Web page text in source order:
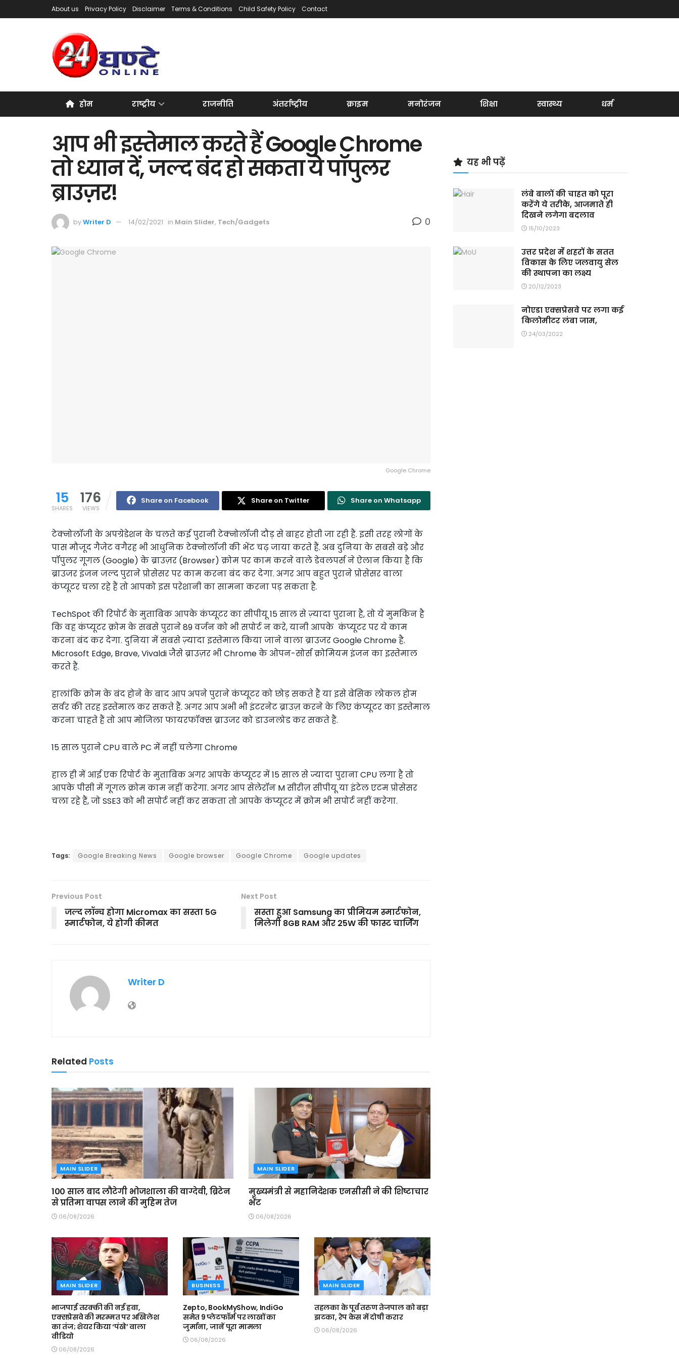
About us Privacy Policy Disclaimer Terms & Conditions Child Safety Policy Contact
होम राष्ट्रीय राजनीति अंतर्राष्ट्रीय क्राइम मनोरंजन शिक्षा स्वास्थ्य धर्म
आप भी इस्तेमाल करते हैं Google Chrome
तो ध्यान दें, जल्द बंद हो सकता ये पॉपुलर
ब्राउज़र!
byWriter D 14/02/2021 in Main Slider, Tech/Gadgets 0
Google Chrome
15
SHARES
176
VIEWS
Share on Facebook Share on Twitter Share on Whatsapp
टेक्नोलॉजी के अपग्रेडेशन के चलते कई पुरानी टेक्नोलॉजी दौड़ से बाहर होती जा रही हैं. इसी तरह लोगों के
पास मौजूद गैजेट वगैरह भी आधुनिक टेक्नोलॉजी की भेंट चढ़ जाया करते हैं. अब दुनिया के सबसे बड़े और
पॉपुलर गूगल (Google) के ब्राउज़र (Browser) क्रोम पर काम करने वाले डेवलपर्स ने ऐलान किया है कि
ब्राउजर इंजन जल्द पुराने प्रोसेसर पर काम करना बंद कर देगा. अगर आप बहुत पुराने प्रोसेसर वाला
कंप्यूटर चला रहे हैं तो आपको इस परेशानी का सामना करना पड़ सकता है.
TechSpot की रिपोर्ट के मुताबिक आपके कंप्यूटर का सीपीयू 15 साल से ज़्यादा पुराना है, तो ये मुमकिन है
कि वह कंप्यूटर क्रोम के सबसे पुराने 89 वर्जन को भी सपोर्ट न करे, यानी आपके कंप्यूटर पर ये काम
करना बंद कर देगा. दुनिया में सबसे ज़्यादा इस्तेमाल किया जाने वाला ब्राउजर Google Chrome है.
Microsoft Edge, Brave, Vivaldi जैसे ब्राउज़र भी Chrome के ओपन-सोर्स क्रोमियम इंजन का इस्तेमाल
करते हैं.
हालांकि क्रोम के बंद होने के बाद आप अपने पुराने कंप्यूटर को छोड़ सकते हैं या इसे बेसिक लोकल होम
सर्वर की तरह इस्तेमाल कर सकते हैं. अगर आप अभी भी इंटरनेट ब्राउज़ करने के लिए कंप्यूटर का इस्तेमाल
करना चाहते हैं तो आप मोजिला फायरफॉक्स ब्राउजर को डाउनलोड कर सकते हैं.
15 साल पुराने CPU वाले PC में नहीं चलेगा Chrome
हाल ही में आई एक रिपोर्ट के मुताबिक अगर आपके कंप्यूटर में 15 साल से ज्यादा पुराना CPU लगा है तो
आपके पीसी में गूगल क्रोम काम नहीं करेगा. अगर आप सेलेरॉन M सीरीज़ सीपीयू या इंटेल एटम प्रोसेसर
चला रहे हैं, जो SSE3 को भी सपोर्ट नहीं कर सकता तो आपके कंप्यूटर में क्रोम भी सपोर्ट नहीं करेगा.
Tags: Google Breaking News Google browser Google Chrome Google updates
Previous Post
जल्द लॉन्च होगा Micromax का सस्ता 5G
स्मार्टफोन, ये होगी कीमत
Next Post
सस्ता हुआ Samsung का प्रीमियम स्मार्टफोन,
मिलेगी 8GB RAM और 25W की फास्ट चार्जिंग
Writer D
Related Posts
MAIN SLIDER
100 साल बाद लौटेगी भोजशाला की वाग्देवी, ब्रिटेन
से प्रतिमा वापस लाने की मुहिम तेज
06/08/2026
MAIN SLIDER
मुख्यमंत्री से महानिदेशक एनसीसी ने की शिष्टाचार
भेंट
06/08/2026
MAIN SLIDER
भाजपाई तरक्की की नई हवा,
एक्सप्रेसवे की मरम्मत पर अखिलेश
का तंज; शेयर किया ‘पंखे’ वाला
वीडियो
06/08/2026
BUSINESS
Zepto, BookMyShow, IndiGo
समेत 9 प्लेटफॉर्म पर लाखों का
जुर्माना, जानें पूरा मामला
06/08/2026
MAIN SLIDER
तहलका के पूर्व तरुण तेजपाल को बड़ा
झटका, रेप केस में दोषी करार
06/08/2026
यह भी पढ़ें
लंबे बालों की चाहत को पूरा
करेंगे ये तरीके, आजमाते ही
दिखने लगेगा बदलाव
15/10/2023
उत्तर प्रदेश मेंं शहरों के सतत
विकास के लिए जलवायु सेल
की स्थापना का लक्ष्य
20/12/2023
नोएडा एक्सप्रेसवे पर लगा कई
किलोमीटर लंबा जाम,
24/03/2022